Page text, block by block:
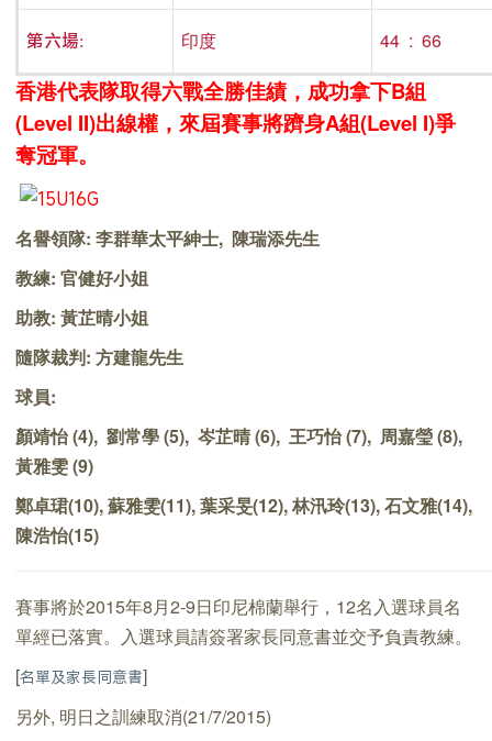
第六場: 印度 44 : 66
香港代表隊取得六戰全勝佳績，成功拿下B組
(Level II)出線權 ，來屆賽事將躋身A組(Level I)爭
奪冠軍。
名譽領隊: 李群華太平紳士, 陳瑞添先生
教練: 官健好小姐
助教: 黃芷晴小姐
隨隊裁判: 方建龍先生
球員:
顏靖怡 (4), 劉常學 (5), 岑芷晴 (6), 王巧怡 (7), 周嘉瑩 (8),
黃雅雯 (9)
鄭卓珺(10), 蘇雅雯(11), 葉采旻(12), 林汛玲(13), 石文雅(14),
陳浩怡(15)
賽事將於2015年8月2-9日印尼棉蘭舉行，12名入選球員名
單經已落實。入選球員請簽署家長同意書並交予負責教練。
[名單及家長同意書]
另外, 明日之訓練取消(21/7/2015)